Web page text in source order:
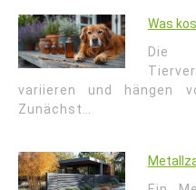
Was
Die
variieren und hängen
Zunächst…